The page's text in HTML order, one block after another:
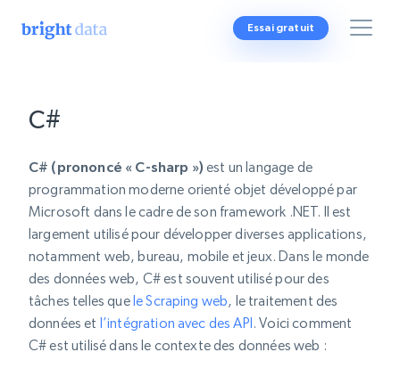
Essai gratuit
C#
C# (prononcé « C-sharp ») est un langage de
programmation moderne orienté objet développé par
Microsoft dans le cadre de son framework .NET. Il est
largement utilisé pour développer diverses applications,
notamment web, bureau, mobile et jeux. Dans le monde
des données web, C# est souvent utilisé pour des
tâches telles quele Scraping web, le traitement des
données et l’intégration avec des API. Voici comment
C# est utilisé dans le contexte des données web :